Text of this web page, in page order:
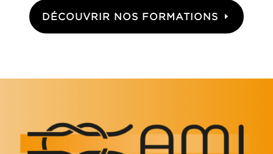
DÉCOUVRIR NOS FORMATIONS